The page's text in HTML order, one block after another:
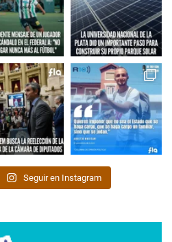
Seguir en Instagram